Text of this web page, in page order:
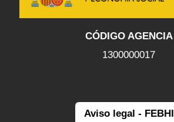
CÓDIGO AGENCIA
1300000017
Aviso legal - FEBHI